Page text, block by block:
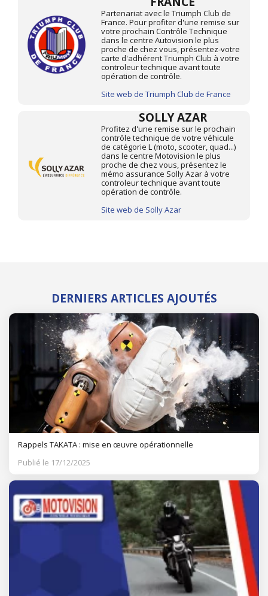
Partenariat avec le Triumph Club de
France. Pour profiter d'une remise sur
votre prochain Contrôle Technique
dans le centre Autovision le plus
proche de chez vous, présentez-votre
carte d'adhérent Triumph Club à votre
controleur technique avant toute
opération de contrôle.
Site web de Triumph Club de France
SOLLY AZAR
Profitez d'une remise sur le prochain
contrôle technique de votre véhicule
de catégorie L (moto, scooter, quad...)
dans le centre Motovision le plus
proche de chez vous, présentez le
mémo assurance Solly Azar à votre
controleur technique avant toute
opération de contrôle.
Site web de Solly Azar
DERNIERS ARTICLES AJOUTÉS
Rappels TAKATA : mise en œuvre opérationnelle
Publié le 17/12/2025